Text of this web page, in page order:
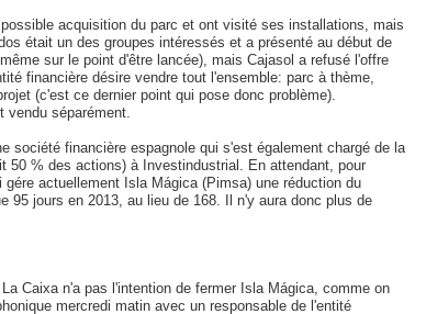
acquisition du parc et ont visité ses installations, mais
était un des groupes intéressés et a présenté au début de
sur le point d'être lancée), mais Cajasol a refusé l'offre
financière désire vendre tout l'ensemble: parc à thème,
(c'est ce dernier point qui pose donc problème).
vendu séparément.
société financière espagnole qui s'est également chargé de la
50 % des actions) à Investindustrial. En attendant, pour
actuellement Isla Mágica (Pimsa) une réduction du
95 jours en 2013, au lieu de 168. Il n'y aura donc plus de
Caixa n'a pas l'intention de fermer Isla Mágica, comme on
mercredi matin avec un responsable de l'entité